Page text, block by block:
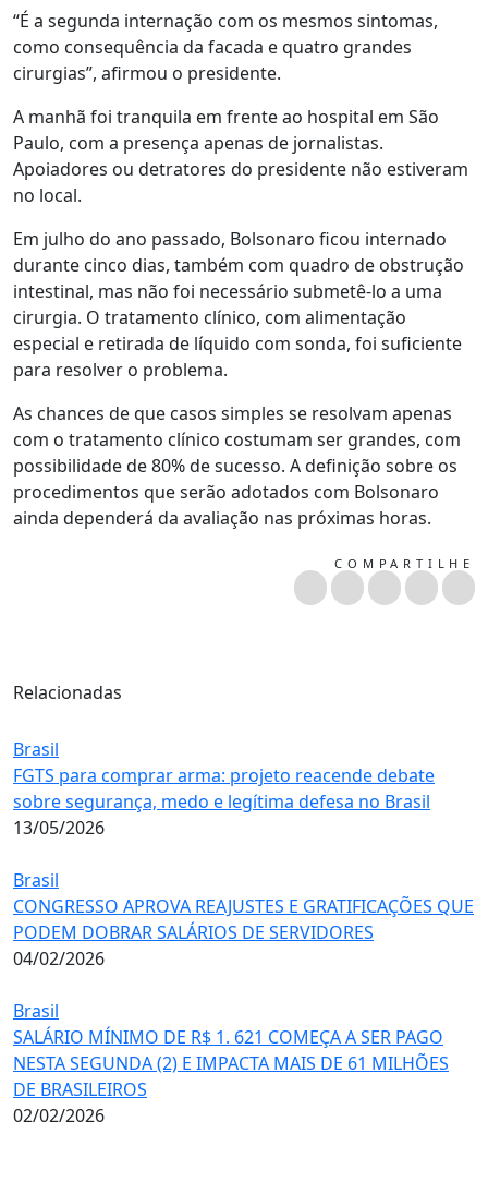
“É a segunda internação com os mesmos sintomas,
como consequência da facada e quatro grandes
cirurgias”, afirmou o presidente.
A manhã foi tranquila em frente ao hospital em São
Paulo, com a presença apenas de jornalistas.
Apoiadores ou detratores do presidente não estiveram
no local.
Em julho do ano passado, Bolsonaro ficou internado
durante cinco dias, também com quadro de obstrução
intestinal, mas não foi necessário submetê-lo a uma
cirurgia. O tratamento clínico, com alimentação
especial e retirada de líquido com sonda, foi suficiente
para resolver o problema.
As chances de que casos simples se resolvam apenas
com o tratamento clínico costumam ser grandes, com
possibilidade de 80% de sucesso. A definição sobre os
procedimentos que serão adotados com Bolsonaro
ainda dependerá da avaliação nas próximas horas.
COMPARTILHE
Relacionadas
Brasil
FGTS para comprar arma: projeto reacende debate
sobre segurança, medo e legítima defesa no Brasil
13/05/2026
Brasil
CONGRESSO APROVA REAJUSTES E GRATIFICAÇÕES QUE
PODEM DOBRAR SALÁRIOS DE SERVIDORES
04/02/2026
Brasil
SALÁRIO MÍNIMO DE R$ 1. 621 COMEÇA A SER PAGO
NESTA SEGUNDA (2) E IMPACTA MAIS DE 61 MILHÕES
DE BRASILEIROS
02/02/2026